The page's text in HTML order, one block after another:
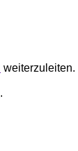
weiterzuleiten.
.